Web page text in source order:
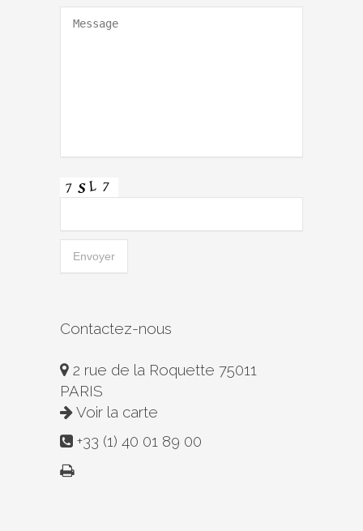
Contactez-nous
2 rue de la Roquette 75011
PARIS
Voir la carte
+33 (1) 40 01 89 00